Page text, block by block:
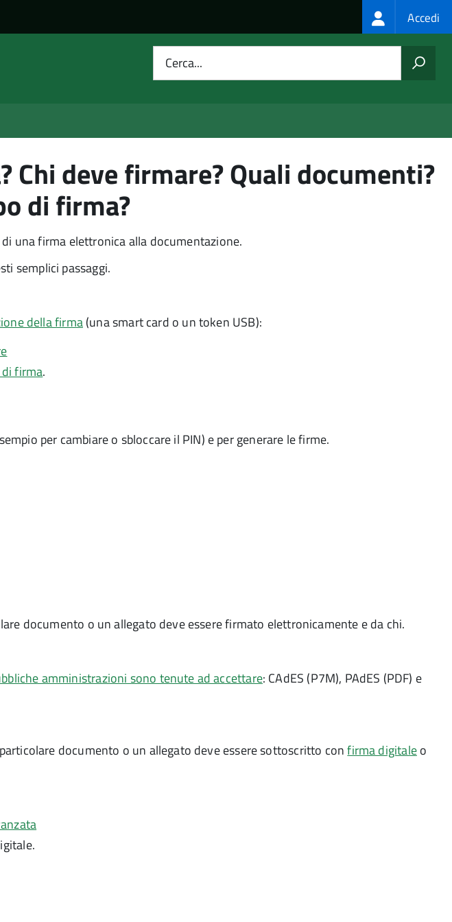
Login
menu
Accedi
Cerca...
deve firmare? Quali documenti?
di firma?
una firma elettronica alla documentazione.
semplici passaggi.
della firma(una smart card o un token USB):
firma.
per cambiare o sbloccare il PIN) e per generare le firme.
documento o un allegato deve essere firmato elettronicamente e da chi.
amministrazioni sono tenute ad accettare: CAdES (P7M), PAdES (PDF) e
documento o un allegato deve essere sottoscritto confirma digitaleo